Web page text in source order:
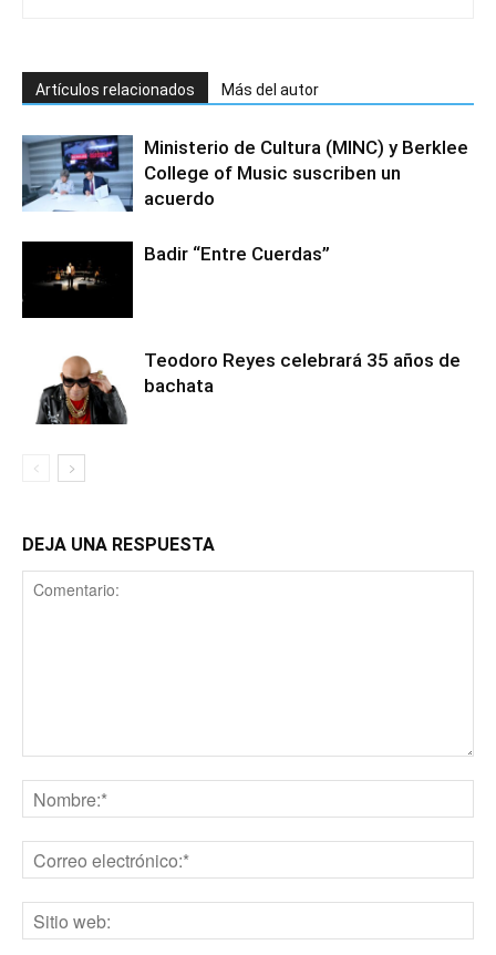
Artículos relacionados Más del autor
Ministerio de Cultura (MINC) y Berklee
College of Music suscriben un
acuerdo
Badir “Entre Cuerdas”
Teodoro Reyes celebrará 35 años de
bachata
DEJA UNA RESPUESTA